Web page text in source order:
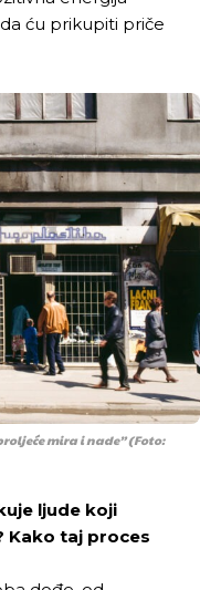
ću prikupiti priče
mira i nade” (Foto:
ljude koji
Kako taj proces